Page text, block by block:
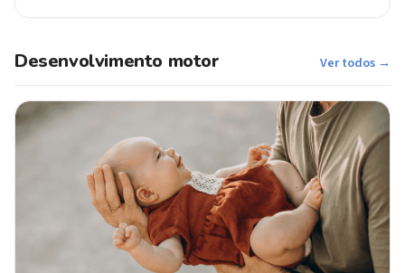
Desenvolvimento motor Ver todos →